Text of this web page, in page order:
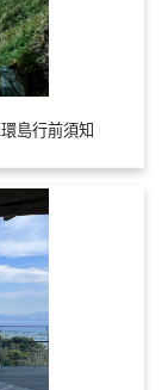
島行前須知